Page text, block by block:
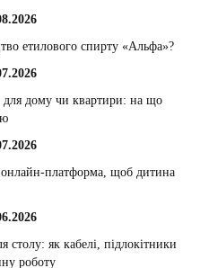
етилового спирту «Альфа»?
для дому чи квартири: на що
платформа, щоб дитина
столу: як кабелі, підлокітники
роботу